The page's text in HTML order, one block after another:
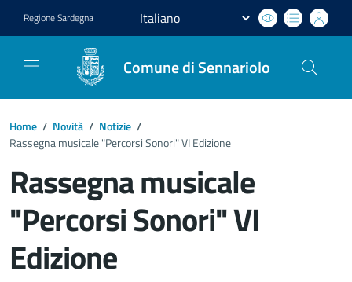
RegioneSardegna
Comune di Sennariolo
Home / Novità / Notizie /
Rassegna musicale "Percorsi Sonori" VI Edizione
Rassegna musicale
"Percorsi Sonori" VI
Edizione